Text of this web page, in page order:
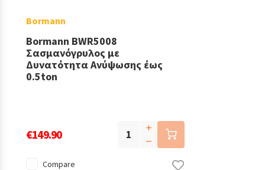
Bormann
Bormann BWR5008
Σασμανόγρυλος με
Δυνατότητα Ανύψωσης έως
0.5ton
€149.90
Compare